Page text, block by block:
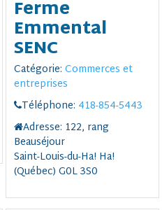
Ferme
Emmental
SENC
Catégorie: Commerces et
entreprises
Téléphone: 418-854-5443
Adresse: 122, rang
Beauséjour
Saint-Louis-du-Ha! Ha!
(Québec) G0L 3S0